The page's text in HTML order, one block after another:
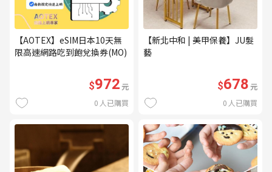
【AOTEX】eSIM日本10天無
限高速網路吃到飽兌換券(MO)
$972元
0 人已購買
【新北中和 | 美甲保養】JU髮
藝
$678元
0 人已購買